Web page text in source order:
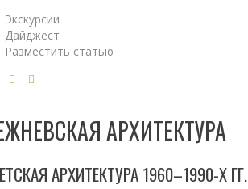
Экскурсии
Дайджест
Разместить статью
АРХИТЕКТУРА
АРХИТЕКТУРА 1960–1990-Х ГГ.